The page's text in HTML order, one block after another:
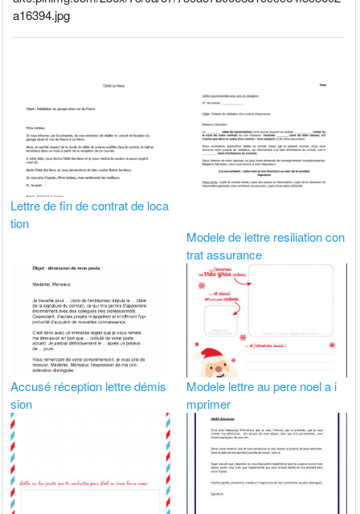
a16394.jpg
Lettre de fin de contrat de loca
tion
Modele de lettre resiliation con
trat assurance
Accusé réception lettre démis
sion
Modele lettre au pere noel a i
mprimer